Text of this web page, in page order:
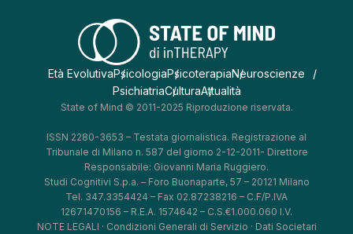
Età EvolutivaPsicologiaPsicoterapiaNeuroscienze
PsichiatriaCulturaAttualità
State of Mind © 2011-2025 Riproduzione riservata.
ISSN 2280-3653 – Testata giornalistica. Registrazione al
Tribunale di Milano n. 587 del giorno 2-12-2011- Direttore
Responsabile: Giovanni Maria Ruggiero.
Studi Cognitivi S.p.a. – Foro Buonaparte, 57 – 20121 Milano
Tel. 347.3354424 – Fax 02.87238216 – C.F/P.IVA
12671470156 – R.E.A. 1574642 – C.S.€1.000.060 I.V.
NOTE LEGALI · Condizioni Generali di Servizio · Dati Societari